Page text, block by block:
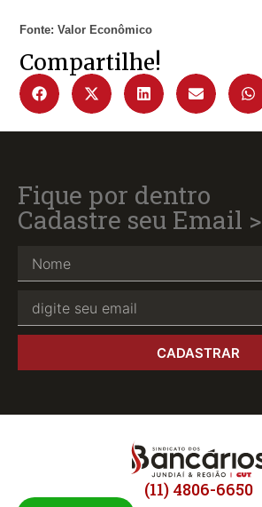
Fonte: Valor Econômico
Compartilhe!
Fique por dentro
Cadastre seu Email >
CADASTRAR
(11) 4806-6650